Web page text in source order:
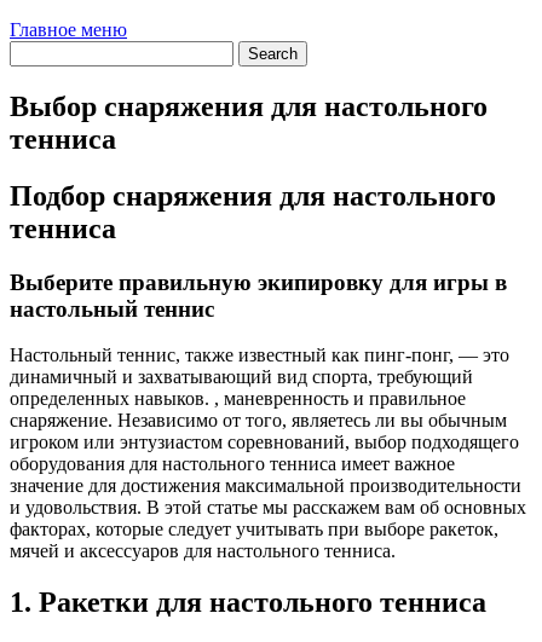
Главное меню
Выбор снаряжения для настольного
тенниса
Подбор снаряжения для настольного
тенниса
Выберите правильную экипировку для игры в
настольный теннис
Настольный теннис, также известный как пинг-понг, — это
динамичный и захватывающий вид спорта, требующий
определенных навыков. , маневренность и правильное
снаряжение. Независимо от того, являетесь ли вы обычным
игроком или энтузиастом соревнований, выбор подходящего
оборудования для настольного тенниса имеет важное
значение для достижения максимальной производительности
и удовольствия. В этой статье мы расскажем вам об основных
факторах, которые следует учитывать при выборе ракеток,
мячей и аксессуаров для настольного тенниса.
1. Ракетки для настольного тенниса